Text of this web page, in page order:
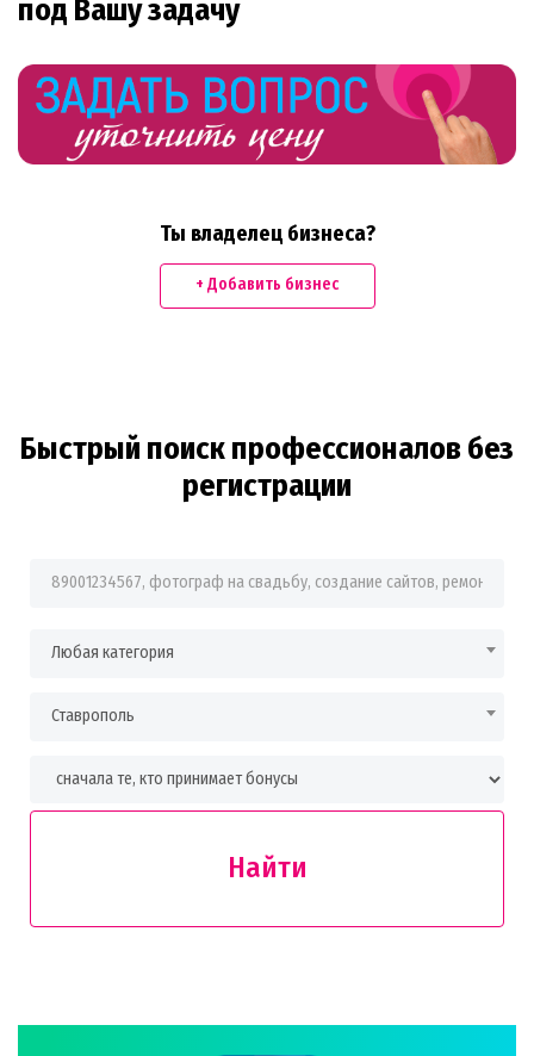
под Вашу задачу
Ты владелец бизнеса?
+ Добавить бизнес
Быстрый поиск профессионалов без
регистрации
Фраза для поиска
Любая категория
Ставрополь
Найти